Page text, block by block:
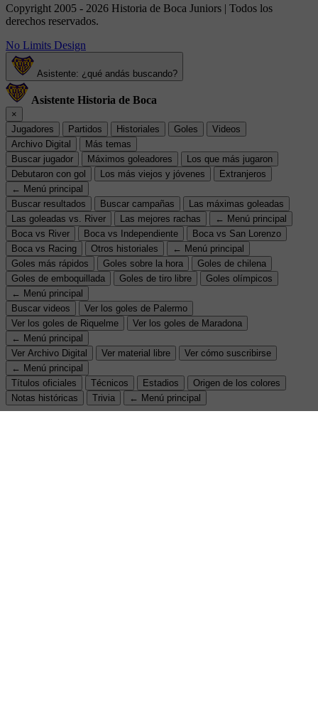
Copyright 2005 - 2026 Historia de Boca Juniors | Todos los
derechos reservados.
No Limits Design
Asistente: ¿qué andás buscando?
Asistente Historia de Boca
×
Jugadores
Partidos Historiales Goles
Videos
Archivo Digital
Más temas
Buscar jugador
Máximos goleadores
Los que más jugaron
Debutaron con gol
Los más viejos y jóvenes
Extranjeros
← Menú principal
Buscar resultados
Buscar campañas
Las máximas goleadas
Las goleadas vs. River
Las mejores rachas
← Menú principal
Boca vs River
Boca vs Independiente
Boca vs San Lorenzo
Boca vs Racing
Otros historiales
← Menú principal
Goles más rápidos
Goles sobre la hora
Goles de chilena
Goles de emboquillada
Goles de tiro libre
Goles olímpicos
← Menú principal
Buscar videos
Ver los goles de Palermo
Ver los goles de Riquelme
Ver los goles de Maradona
← Menú principal
Ver Archivo Digital
Ver material libre
Ver cómo suscribirse
← Menú principal
Títulos oficiales
Técnicos Estadios
Origen de los colores
Notas históricas
Trivia ← Menú principal